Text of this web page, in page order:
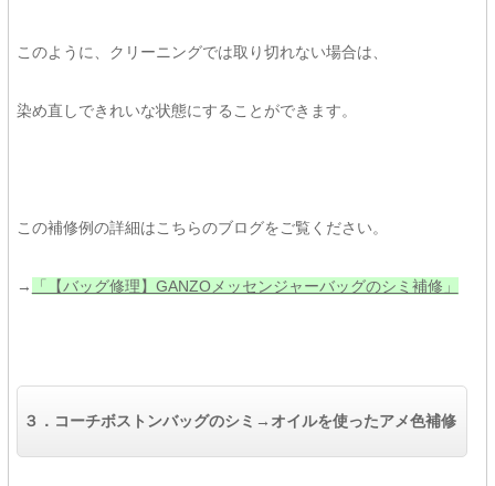
このように、クリーニングでは取り切れない場合は、
染め直しできれいな状態にすることができます。
この補修例の詳細はこちらのブログをご覧ください。
→ 「【バッグ修理】GANZOメッセンジャーバッグのシミ補修」
３．コーチボストンバッグのシミ→オイルを使ったアメ色補修